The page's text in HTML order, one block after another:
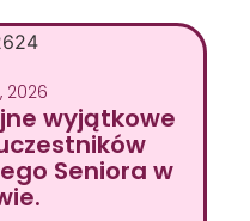
2026
wyjątkowe
Seniora w